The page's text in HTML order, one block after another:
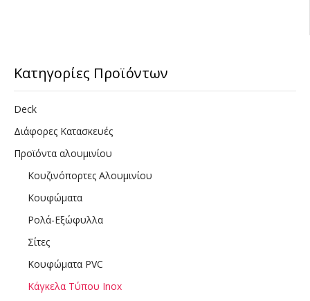
Κατηγορίες Προϊόντων
Deck
Διάφορες Κατασκευές
Προϊόντα αλουμινίου
Κουζινόπορτες Αλουμινίου
Κουφώματα
Ρολά-Εξώφυλλα
Σίτες
Κουφώματα PVC
Κάγκελα Τύπου Inox